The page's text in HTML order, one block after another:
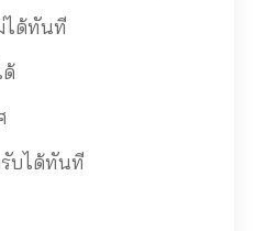
ได้ทันที
บได้ทันที